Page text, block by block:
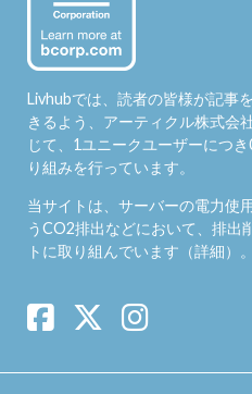
Livhubでは、読者の皆様が記事
きるよう、アーティクル株式会
じて、1ユニークユーザーにつ
り組みを行っています。
当サイトは、サーバーの電力使
うCO2排出などにおいて、排出
トに取り組んでいます（詳細）。